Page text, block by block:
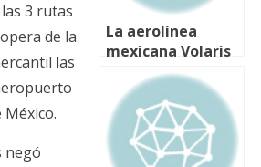
3 rutas
de la
las
México.
negó
La aerolínea
mexicana Volaris
inaugura sus
vuelos entre
Mexico DF y
Chicago